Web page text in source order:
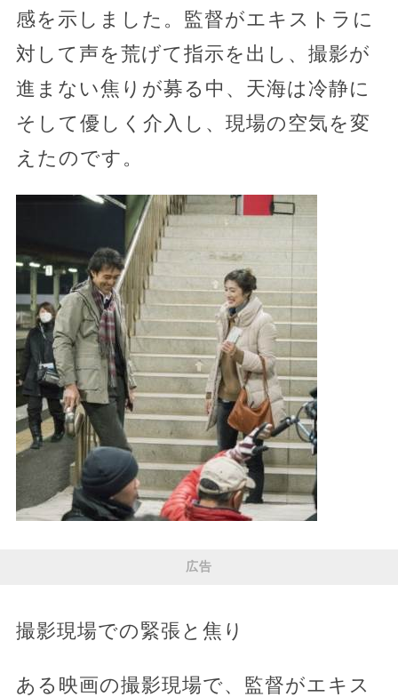
感を示しました。監督がエキストラに
対して声を荒げて指示を出し、撮影が
進まない焦りが募る中、天海は冷静に
そして優しく介入し、現場の空気を変
えたのです。
広告
撮影現場での緊張と焦り
ある映画の撮影現場で、監督がエキス